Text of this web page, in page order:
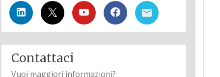
Contattaci
Vuoi maggiori informazioni?